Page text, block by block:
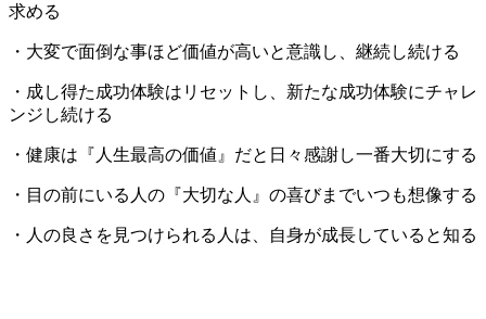
求める
・大変で面倒な事ほど価値が高いと意識し、継続し続ける
・成し得た成功体験はリセットし、新たな成功体験にチャレ
ンジし続ける
・健康は『人生最高の価値』だと日々感謝し一番大切にする
・目の前にいる人の『大切な人』の喜びまでいつも想像する
・人の良さを見つけられる人は、自身が成長していると知る